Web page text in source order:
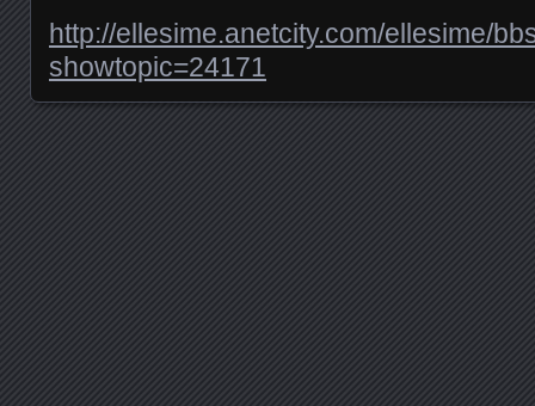
http://ellesime.anetcity.com/ellesime/
showtopic=24171